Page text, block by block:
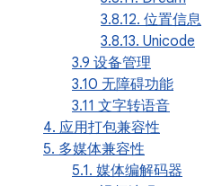
3.8.12. 位置信息
3.8.13. Unicode
3.9 设备管理
3.10 无障碍功能
3.11 文字转语音
4. 应用打包兼容性
5. 多媒体兼容性
5.1. 媒体编解码器